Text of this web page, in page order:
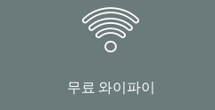
무료 와이파이